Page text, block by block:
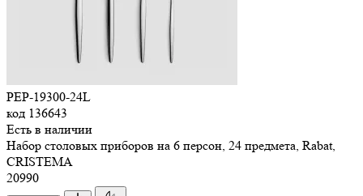
PEP-19300-24L
код 136643
Есть в наличии
Набор столовых приборов на 6 персон, 24 предмета, Rabat,
CRISTEMA
20990